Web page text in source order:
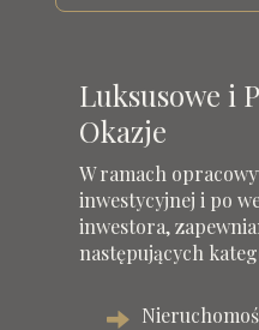
Luksusowe i
Okazje
W ramach
inwestycyjnej i po
inwestora,
następujących